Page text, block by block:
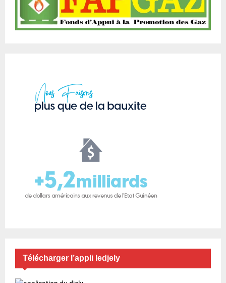
Télécharger l’appli ledjely